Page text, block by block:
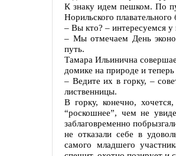
К знаку идем пешком. По
Норильского
– Вы кто? – интересуемся у
– Мы отмечаем День
путь.
Тамара Ильинична
домике на природе и
– Ведите их в горку, –
лиственницы.
В горку, конечно,
“роскошнее”, чем не
заблаговременно
не отказали себе в
самого младшего